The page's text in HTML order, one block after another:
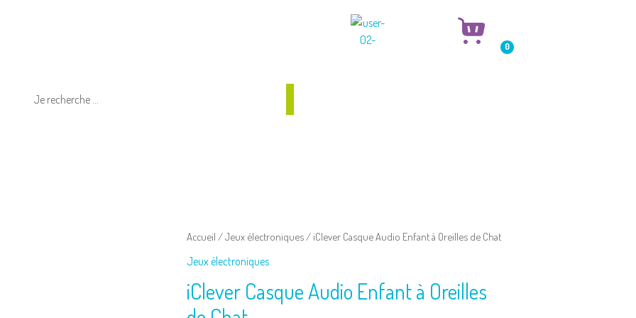
0
Accueil /Jeux électroniques / iClever Casque Audio Enfant à Oreilles de Chat
Jeux électroniques
iClever Casque Audio Enfant à Oreilles
quantité
iClever
Casque
Audio